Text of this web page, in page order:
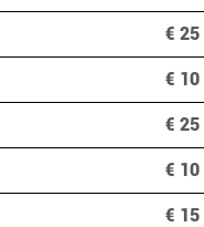
€ 25
€ 10
€ 25
€ 10
€ 15